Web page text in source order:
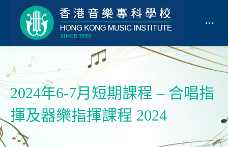
2024年6-7月短期課程 – 合唱指
揮及器樂指揮課程 2024